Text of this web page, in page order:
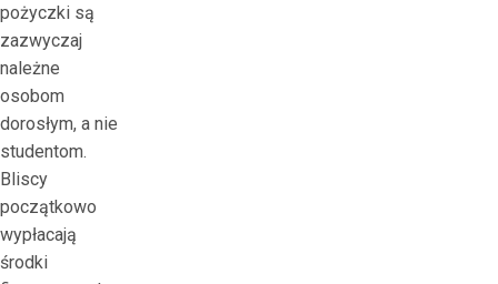
pożyczki są
zazwyczaj
należne
osobom
dorosłym, a nie
studentom.
Bliscy
początkowo
wypłacają
środki